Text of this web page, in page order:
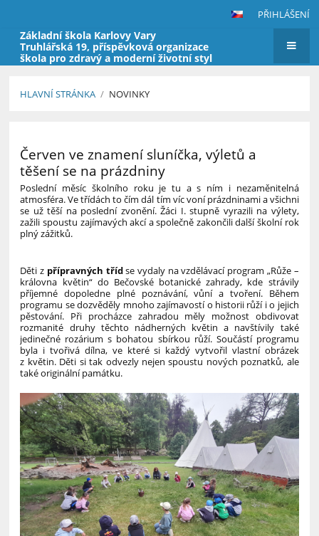
PŘIHLÁŠENÍ
Základní škola Karlovy Vary
Truhlářská 19, příspěvková organizace
škola pro zdravý a moderní životní styl
HLAVNÍ STRÁNKA / NOVINKY
Červen ve znamení sluníčka, výletů a
těšení se na prázdniny
Poslední měsíc školního roku je tu a s ním i nezaměnitelná
atmosféra. Ve třídách to čím dál tím víc voní prázdninami a všichni
se už těší na poslední zvonění. Žáci I. stupně vyrazili na výlety,
zažili spoustu zajímavých akcí a společně zakončili další školní rok
plný zážitků.
Děti z přípravných třídse vydaly na vzdělávací program „Růže –
královna květin“ do Bečovské botanické zahrady, kde strávily
příjemné dopoledne plné poznávání, vůní a tvoření. Během
programu se dozvěděly mnoho zajímavostí o historii růží i o jejich
pěstování. Při procházce zahradou měly možnost obdivovat
rozmanité druhy těchto nádherných květin a navštívily také
jedinečné rozárium s bohatou sbírkou růží. Součástí programu
byla i tvořivá dílna, ve které si každý vytvořil vlastní obrázek
z květin. Děti si tak odvezly nejen spoustu nových poznatků, ale
také originální památku.